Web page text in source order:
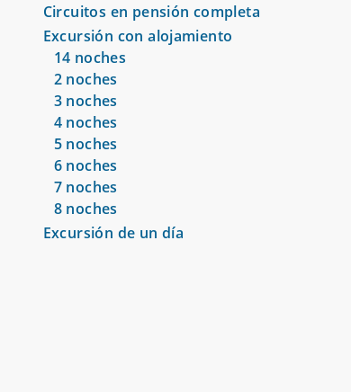
Circuitos en pensión completa
Excursión con alojamiento
14 noches
2 noches
3 noches
4 noches
5 noches
6 noches
7 noches
8 noches
Excursión de un día